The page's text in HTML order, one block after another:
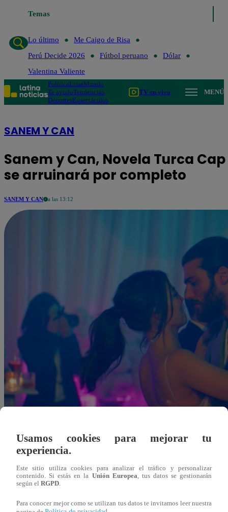
Temas
Lo último
Me Caigo de Risa
Perú Decide 2026
Fútbol peruano
Dólar
Valentina Valiente
PolíticaLimaMundo
Te ayudoTendencias
DeportesEspectáculos
TV en vivo MENÚ
SANEM Y CAN
Sanem y Can, Novela Turca
se arruinará por completo
SANEM Y CAN a las 13:12
jherrera@latina.pe
Usamos cookies para mejorar tu
experiencia.
Este sitio utiliza cookies para analizar el tráfico y personalizar
contenido. Si estás en la Unión Europea , tus datos se gestionarán
según el RGPD
Para conocer mejor como se utilizan tus datos te invitamos leer nuestra